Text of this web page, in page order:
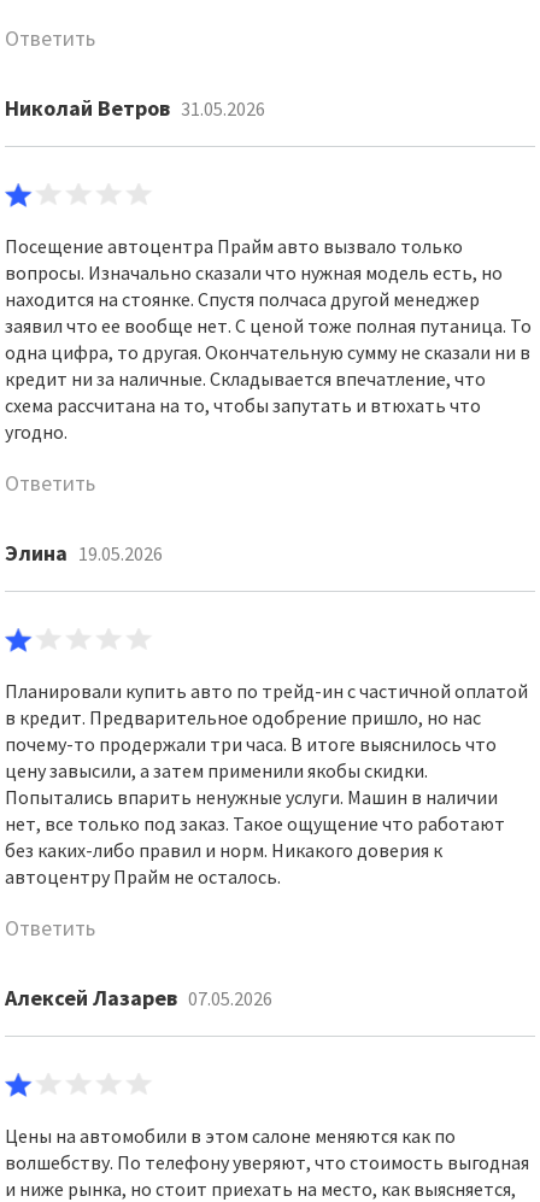
Ответить
Николай Ветров 31.05.2026
Посещение автоцентра Прайм авто вызвало только
вопросы. Изначально сказали что нужная модель есть, но
находится на стоянке. Спустя полчаса другой менеджер
заявил что ее вообще нет. С ценой тоже полная путаница. То
одна цифра, то другая. Окончательную сумму не сказали ни в
кредит ни за наличные. Складывается впечатление, что
схема рассчитана на то, чтобы запутать и втюхать что
угодно.
Ответить
Элина 19.05.2026
Планировали купить авто по трейд-ин с частичной оплатой
в кредит. Предварительное одобрение пришло, но нас
почему-то продержали три часа. В итоге выяснилось что
цену завысили, а затем применили якобы скидки.
Попытались впарить ненужные услуги. Машин в наличии
нет, все только под заказ. Такое ощущение что работают
без каких-либо правил и норм. Никакого доверия к
автоцентру Прайм не осталось.
Ответить
Алексей Лазарев 07.05.2026
Цены на автомобили в этом салоне меняются как по
волшебству. По телефону уверяют, что стоимость выгодная
и ниже рынка, но стоит приехать на место, как выясняется,